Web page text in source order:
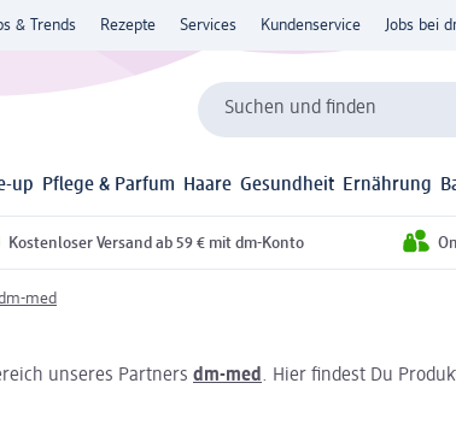
& Trends Rezepte Services Kundenservice Jobs bei
Suchen und finden
up Pflege & Parfum Haare Gesundheit Ernährung
Kostenloser Versand ab 59 € mit dm-Konto
med
unseres Partners dm-med . Hier findest Du